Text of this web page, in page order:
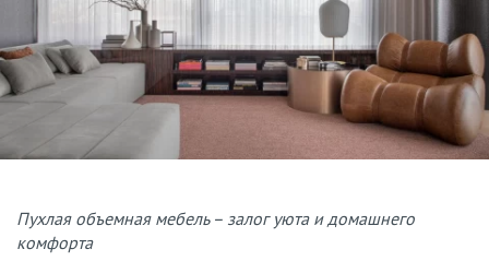
Пухлая объемная мебель – залог уюта и домашнего
комфорта